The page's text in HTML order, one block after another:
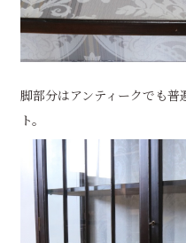
脚部分はアンティークでも
ト。